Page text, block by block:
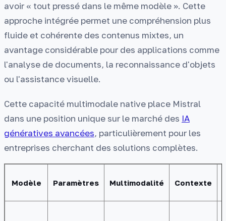
avoir « tout pressé dans le même modèle ». Cette
approche intégrée permet une compréhension plus
fluide et cohérente des contenus mixtes, un
avantage considérable pour des applications comme
l'analyse de documents, la reconnaissance d'objets
ou l'assistance visuelle.
Cette capacité multimodale native place Mistral
dans une position unique sur le marché des IA
génératives avancées, particulièrement pour les
entreprises cherchant des solutions complètes.
Modèle Paramètres Multimodalité Contexte